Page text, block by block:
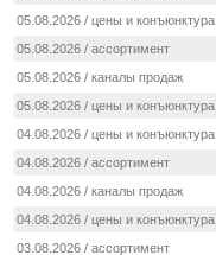
05.08.2026 / цены и конъюнктура
05.08.2026 / ассортимент
05.08.2026 / каналы продаж
05.08.2026 / цены и конъюнктура
04.08.2026 / цены и конъюнктура
04.08.2026 / ассортимент
04.08.2026 / каналы продаж
04.08.2026 / цены и конъюнктура
03.08.2026 / ассортимент